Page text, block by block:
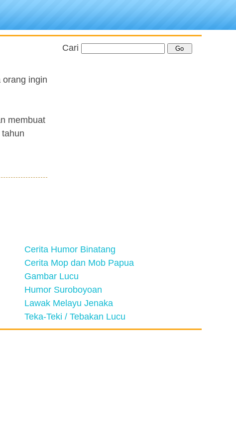
ingin
membuat
Cari
Cerita Humor Binatang
Cerita Mop dan Mob Papua
Gambar Lucu
Humor Suroboyoan
Lawak Melayu Jenaka
Teka-Teki / Tebakan Lucu